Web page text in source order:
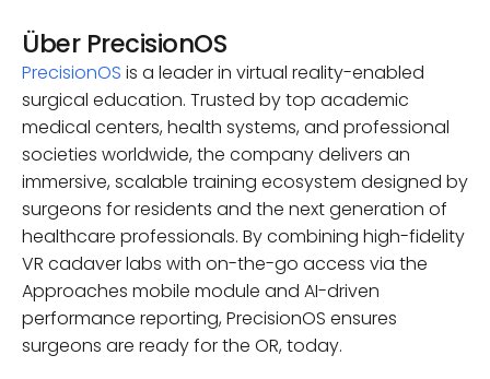
Über PrecisionOS
PrecisionOS is a leader in virtual reality-enabled
surgical education. Trusted by top academic
medical centers, health systems, and professional
societies worldwide, the company delivers an
immersive, scalable training ecosystem designed by
surgeons for residents and the next generation of
healthcare professionals. By combining high-fidelity
VR cadaver labs with on-the-go access via the
Approaches mobile module and AI-driven
performance reporting, PrecisionOS ensures
surgeons are ready for the OR, today.